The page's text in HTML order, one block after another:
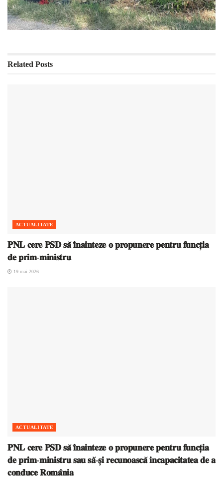
Related Posts
ACTUALITATE
𝐏𝐍𝐋 𝐜𝐞𝐫𝐞 𝐏𝐒𝐃 𝐬𝐚̆ 𝐢̂𝐧𝐚𝐢𝐧𝐭𝐞𝐳𝐞 𝐨 𝐩𝐫𝐨𝐩𝐮𝐧𝐞𝐫𝐞 𝐩𝐞𝐧𝐭𝐫𝐮 𝐟𝐮𝐧𝐜𝐭̦𝐢𝐚
𝐝𝐞 𝐩𝐫𝐢𝐦-𝐦𝐢𝐧𝐢𝐬𝐭𝐫𝐮
19 mai 2026
ACTUALITATE
𝐏𝐍𝐋 𝐜𝐞𝐫𝐞 𝐏𝐒𝐃 𝐬𝐚̆ 𝐢̂𝐧𝐚𝐢𝐧𝐭𝐞𝐳𝐞 𝐨 𝐩𝐫𝐨𝐩𝐮𝐧𝐞𝐫𝐞 𝐩𝐞𝐧𝐭𝐫𝐮 𝐟𝐮𝐧𝐜𝐭̦𝐢𝐚
𝐝𝐞 𝐩𝐫𝐢𝐦-𝐦𝐢𝐧𝐢𝐬𝐭𝐫𝐮 𝐬𝐚𝐮 𝐬𝐚̆-𝐬̦𝐢 𝐫𝐞𝐜𝐮𝐧𝐨𝐚𝐬𝐜𝐚̆ 𝐢𝐧𝐜𝐚𝐩𝐚𝐜𝐢𝐭𝐚𝐭𝐞𝐚 𝐝𝐞 𝐚
𝐜𝐨𝐧𝐝𝐮𝐜𝐞 𝐑𝐨𝐦𝐚̂𝐧𝐢𝐚